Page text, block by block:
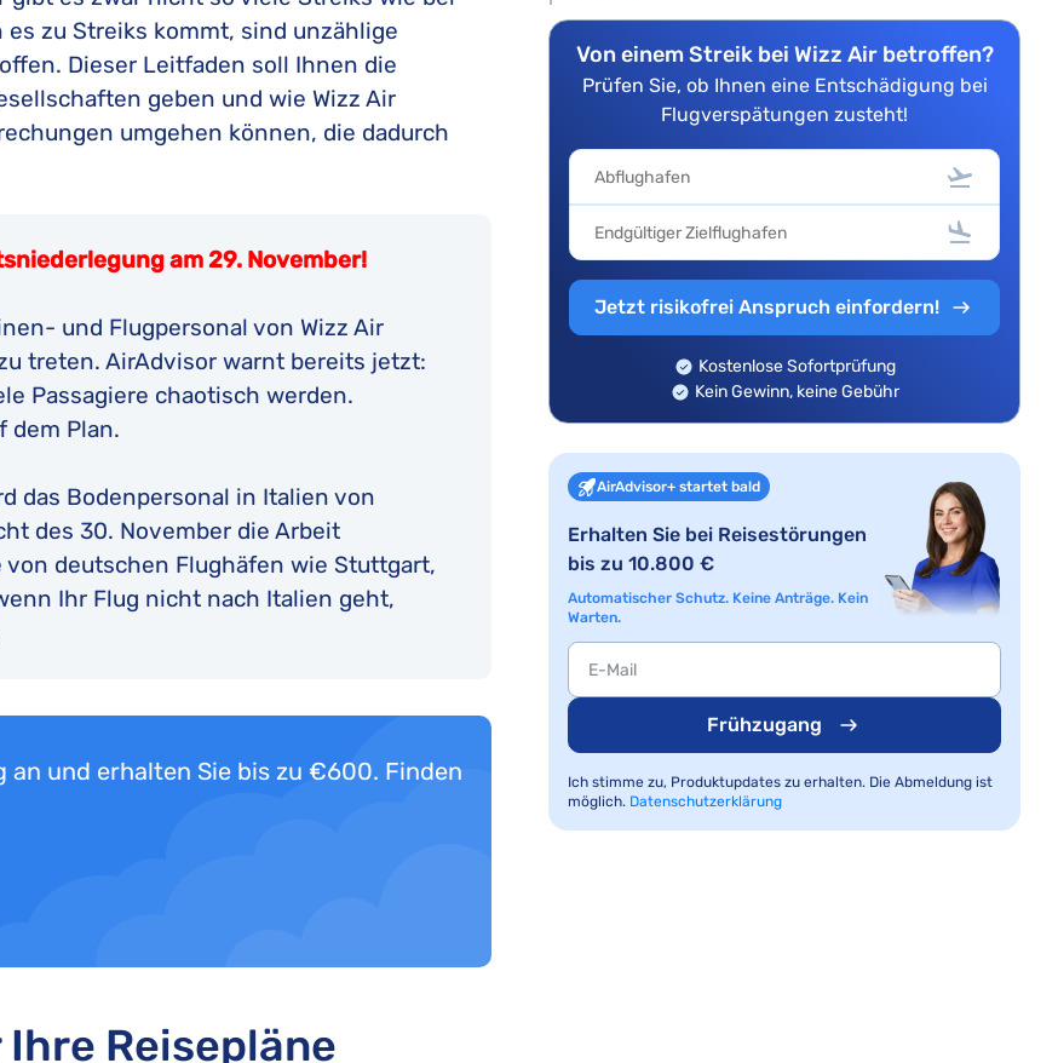
British Airways Entschädigung
KLM Entschädigung
TUI Entschädigung
Austrian Airlines Entschädigung
EasyJet Beschwerden
Iberia Airlines Beschwerden
KLM Beschwerden
TUI Airways Beschwerden
EU Verordnung 261
Montrealer Übereinkommen
Warschauer Abkommen
zu Streiks kommt, sind unzählige
Dieser Leitfaden soll Ihnen die
geben und wie Wizz Air
umgehen können, die dadurch
am 29. November!
und Flugpersonal von Wizz Air
treten. AirAdvisor warnt bereits jetzt:
Passagiere chaotisch werden.
dem Plan.
das Bodenpersonal in Italien von
des 30. November die Arbeit
deutschen Flughäfen wie Stuttgart,
Ihr Flug nicht nach Italien geht,
und erhalten Sie bis zu €600. Finden
Ihre Reisepläne
Von einem Streik bei Wizz Air betroffen?
Prüfen Sie, ob Ihnen eine Entschädigung bei
Flugverspätungen zusteht!
Jetzt risikofrei Anspruch einfordern!
Kostenlose Sofortprüfung
Kein Gewinn, keine Gebühr
AirAdvisor+ startet bald
Erhalten Sie bei Reisestörungen
bis zu 10.800 €
Automatischer Schutz. Keine Anträge. Kein
Warten.
Frühzugang
Ich stimme zu, Produktupdates zu erhalten. Die Abmeldung ist
möglich. Datenschutzerklärung